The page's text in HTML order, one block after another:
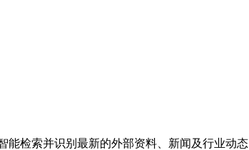
能检索并识别最新的外部资料、新闻及行业动